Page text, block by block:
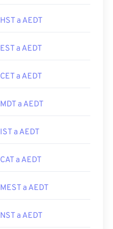
HST a AEDT
EST a AEDT
CET a AEDT
MDT a AEDT
IST a AEDT
CAT a AEDT
MEST a AEDT
NST a AEDT